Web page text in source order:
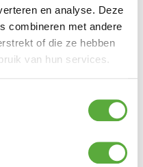
en analyse. Deze
combineren met andere
of die ze hebben
van hun services.
accessoires,
Merk:Weber